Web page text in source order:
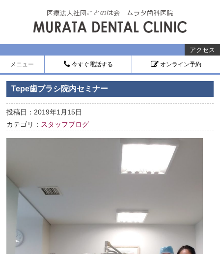
アクセス
メニュー 今すぐ電話する オンライン予約
Tepe歯ブラシ院内セミナー
投稿日：2019年1月15日
カテゴリ： スタッフブログ